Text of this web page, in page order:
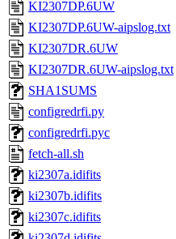
KI2307DP.6UW
KI2307DP.6UW-aipslog.txt
KI2307DR.6UW
KI2307DR.6UW-aipslog.txt
SHA1SUMS
configredrfi.py
configredrfi.pyc
fetch-all.sh
ki2307a.idifits
ki2307b.idifits
ki2307c.idifits